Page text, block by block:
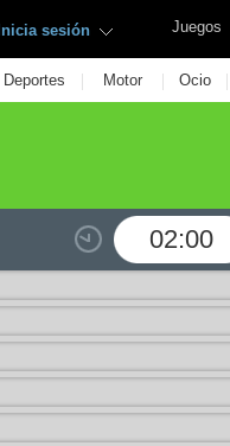
Juegos
Inicia sesión
Deportes | Motor | Ocio |
02:00